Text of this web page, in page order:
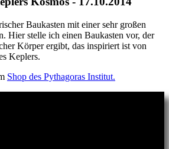
Baukasten mit einer sehr großen
Hier stelle ich einen Baukasten vor, der
Körper ergibt, das inspiriert ist von
Keplers.
Shop des Pythagoras Institut.